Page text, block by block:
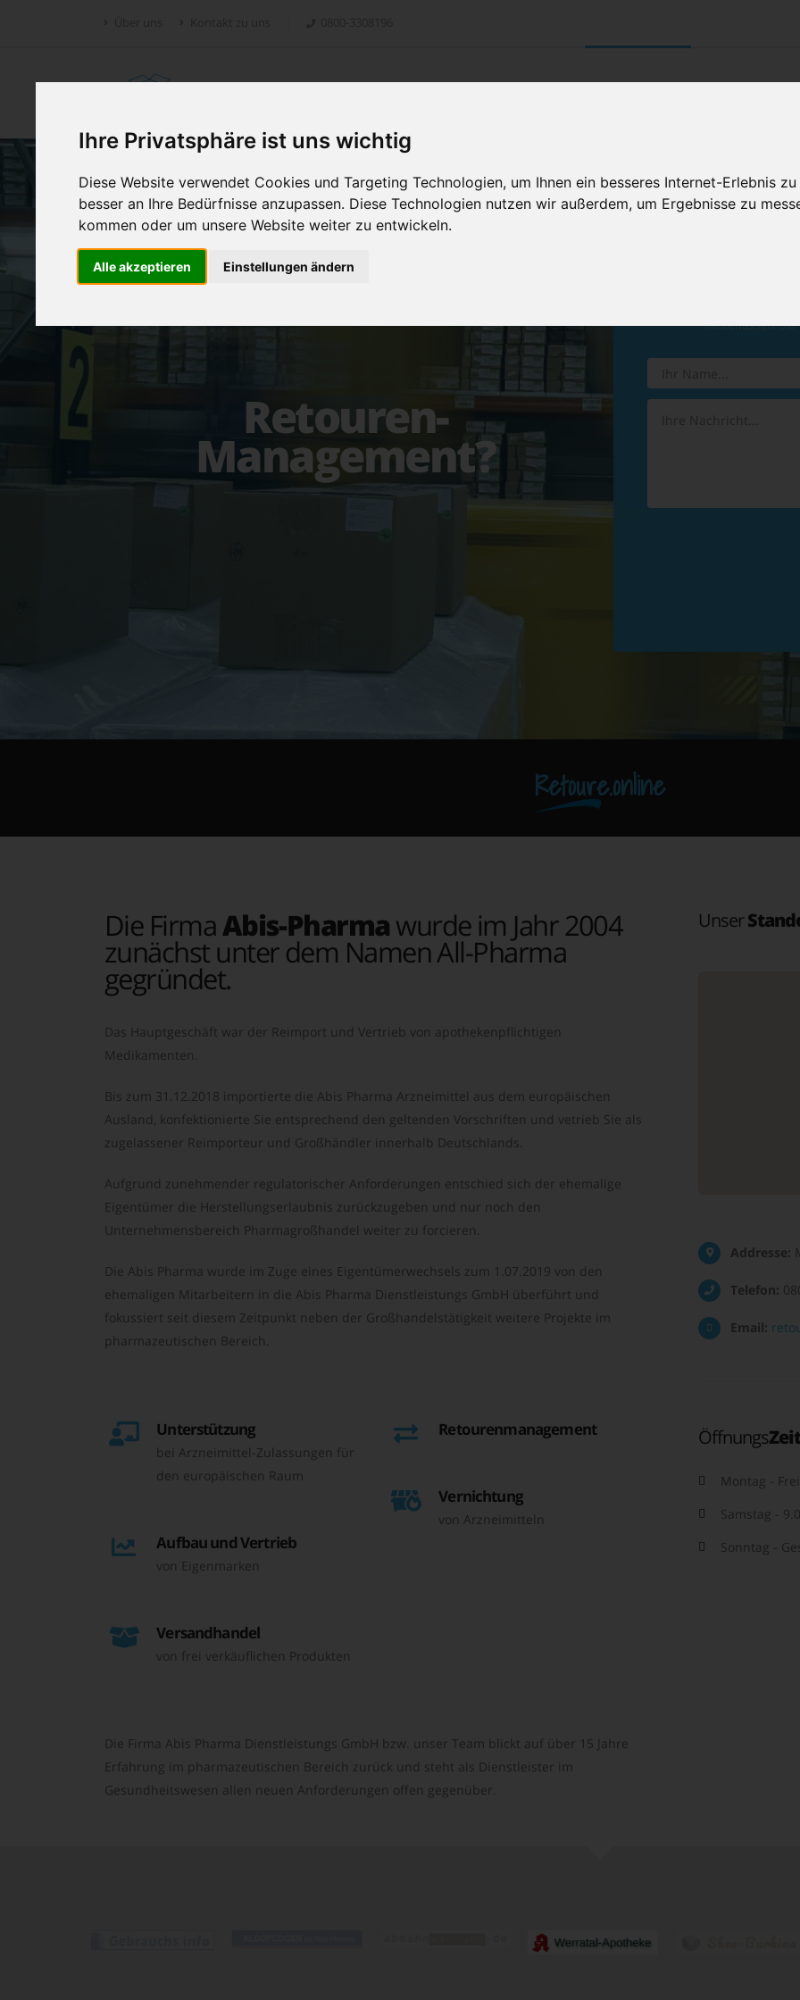
Ihre Privatsphäre ist uns wichtig
Diese Website verwendet Cookies und Targeting Technologien, um Ihnen ein besseres Internet-Erlebnis
besser an Ihre Bedürfnisse anzupassen. Diese Technologien nutzen wir außerdem, um Ergebnisse zu
kommen oder um unsere Website weiter zu entwickeln.
Alle akzeptieren Einstellungen ändern
Retoure.online
Retouren-
Management?
Hinterlassen
Retoure.online
Die FirmaAbis-Pharmawurde im Jahr 2004
zunächst unter dem Namen All-Pharma
gegründet.
Das Hauptgeschäft war der Reimport und Vertrieb von apothekenpflichtigen
Medikamenten.
Bis zum 31.12.2018 importierte die Abis Pharma Arzneimittel aus dem europäischen
Ausland, konfektionierte Sie entsprechend den geltenden Vorschriften und vetrieb Sie als
zugelassener Reimporteur und Großhändler innerhalb Deutschlands.
Aufgrund zunehmender regulatorischer Anforderungen entschied sich der ehemalige
Eigentümer die Herstellungserlaubnis zurückzugeben und nur noch den
Unternehmensbereich Pharmagroßhandel weiter zu forcieren.
Die Abis Pharma wurde im Zuge eines Eigentümerwechsels zum 1.07.2019 von den
ehemaligen Mitarbeitern in die Abis Pharma Dienstleistungs GmbH überführt und
fokussiert seit diesem Zeitpunkt neben der Großhandelstätigkeit weitere Projekte im
pharmazeutischen Bereich.
Unterstützung
bei Arzneimittel-Zulassungen für
den europäischen Raum
Aufbau und Vertrieb
von Eigenmarken
Versandhandel
von frei verkäuflichen Produkten
Retourenmanagement
Vernichtung
von Arzneimitteln
Die Firma Abis Pharma Dienstleistungs GmbH bzw. unser Team blickt auf über 15 Jahre
Erfahrung im pharmazeutischen Bereich zurück und steht als Dienstleister im
Gesundheitswesen allen neuen Anforderungen offen gegenüber.
Unser
Addresse:
Telefon:
Email:
Öffnungs
Montag -
Samstag -
Sonntag -